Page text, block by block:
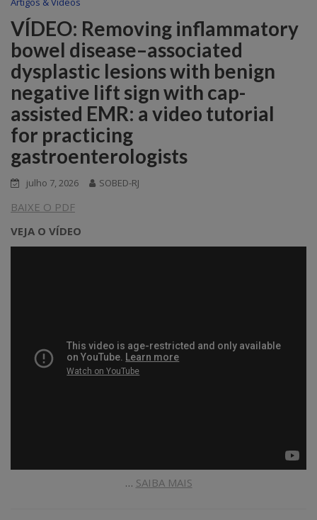
VÍDEO: Removing inflammatory
bowel disease–associated
dysplastic lesions with benign
negative lift sign with cap-
assisted EMR: a video tutorial
for practicing
gastroenterologists
julho 7, 2026 SOBED-RJ
BAIXE O PDF
VEJA O VÍDEO
… SAIBA MAIS